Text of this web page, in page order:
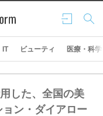
ログ
イン
検索
IT ビューティ 医療・科学
した、全国の美
ン・ダイアロー